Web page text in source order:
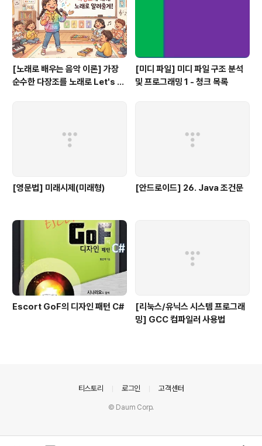
[노래로 배우는 음악 이론] 가장
순수한 다장조를 노래로 Let's G
[미디 파일] 미디 파일 구조 분석
및 프로그래밍 1 - 청크 목록
[영문법] 미래시제(미래형) [안드로이드] 26. Java 조건문
Escort GoF의 디자인 패턴 C#
[리눅스/유닉스 시스템 프로그래
밍] GCC 컴파일러 사용법
티스토리 로그인 고객센터
© Daum Corp.